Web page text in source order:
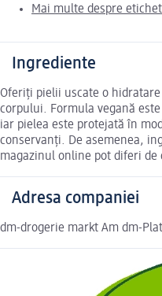
Mai multe despre
Ingrediente
Oferiți pielii uscate o
corpului. Formula vegană
iar pielea este protejată în
conservanți. De asemenea,
magazinul online pot diferi de
Adresa companiei
dm-drogerie markt Am dm-